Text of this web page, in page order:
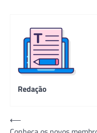
Redação
Navegação
⟵